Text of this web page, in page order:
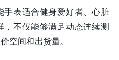
手表适合健身爱好者、心脏
不仅能够满足动态连续测
空间和出货量。